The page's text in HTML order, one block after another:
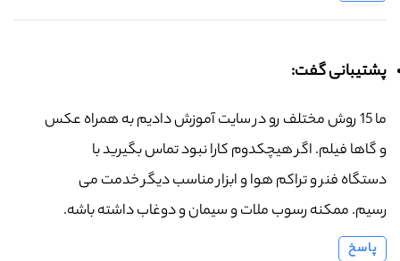
پشتیبانی گفت:
ما 15 روش مختلف رو در سایت آموزش دادیم به همراه عکس
و گاها فیلم. اگر هیچکدوم کارا نبود تماس بگیرید با
دستگاه فنر و تراکم هوا و ابزار مناسب دیگر خدمت می
رسیم. ممکنه رسوب ملات و سیمان و دوغاب داشته باشه.
پاسخ